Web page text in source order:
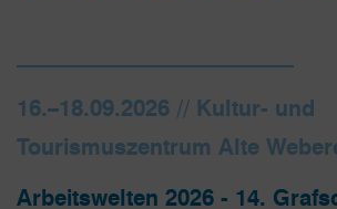
16.–18.09.2026 // Kultur- und
Tourismuszentrum Alte
Arbeitswelten 2026 - 14.